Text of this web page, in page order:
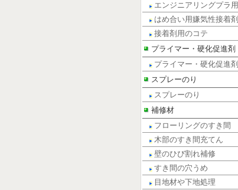
エンジニアリングプラ用
はめ合い用嫌気性接着剤
接着剤用のコテ
プライマー・硬化促進剤
プライマー・硬化促進剤
スプレーのり
スプレーのり
補修材
フローリングのすき間
木部のすき間充てん
壁のひび割れ補修
すき間の穴うめ
目地材や下地処理